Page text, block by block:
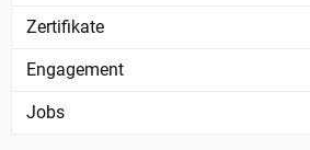
Zertifikate
Engagement
Jobs